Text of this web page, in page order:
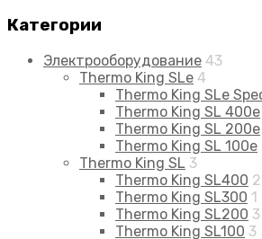
Категории
Электрооборудование 43
Thermo King SLe 4
Thermo King SLe
Thermo King SL 400e
Thermo King SL 200e
Thermo King SL 100e
Thermo King SL 3
Thermo King SL400 2
Thermo King SL300 1
Thermo King SL200 3
Thermo King SL100 3